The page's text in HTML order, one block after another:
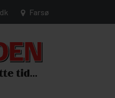
Farsø